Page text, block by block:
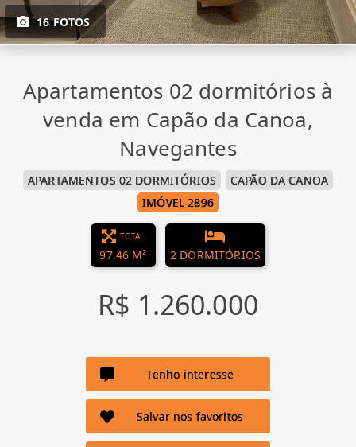
16 FOTOS
Apartamentos 02 dormitórios à
venda em Capão da Canoa,
Navegantes
APARTAMENTOS 02 DORMITÓRIOS
CAPÃO DA CANOA
IMÓVEL 2896
TOTAL
97.46 M² 2 DORMITÓRIOS
R$ 1.260.000
Tenho interesse
Salvar nos favoritos